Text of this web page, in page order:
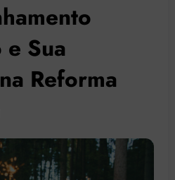
Sua
Reforma